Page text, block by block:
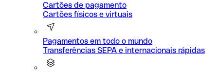
Cartões de pagamento
Cartões físicos e virtuais
Pagamentos em todo o mundo
Transferências SEPA e internacionais rápidas